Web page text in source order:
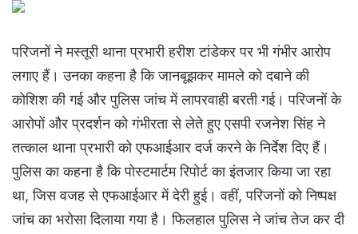
परिजनों ने मस्तूरी थाना प्रभारी हरीश टांडेकर पर भी गंभीर आरोप
लगाए हैं। उनका कहना है कि जानबूझकर मामले को दबाने की
कोशिश की गई और पुलिस जांच में लापरवाही बरती गई। परिजनों के
आरोपों और प्रदर्शन को गंभीरता से लेते हुए एसपी रजनेश सिंह ने
तत्काल थाना प्रभारी को एफआईआर दर्ज करने के निर्देश दिए हैं।
पुलिस का कहना है कि पोस्टमार्टम रिपोर्ट का इंतजार किया जा रहा
था, जिस वजह से एफआईआर में देरी हुई। वहीं, परिजनों को निष्पक्ष
जांच का भरोसा दिलाया गया है। फिलहाल पुलिस ने जांच तेज कर दी